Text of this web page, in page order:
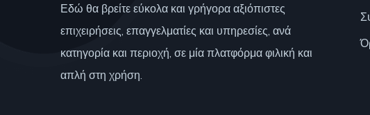
Εδώ θα βρείτε εύκολα και γρήγορα αξιόπιστες
επιχειρήσεις, επαγγελματίες και υπηρεσίες, ανά
κατηγορία και περιοχή, σε μία πλατφόρμα φιλική και
απλή στη χρήση.